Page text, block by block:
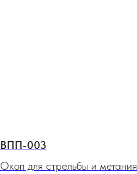
ВПП-003
Окоп для стрельбы и метания